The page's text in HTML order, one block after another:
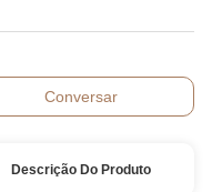
Conversar
Descrição Do Produto